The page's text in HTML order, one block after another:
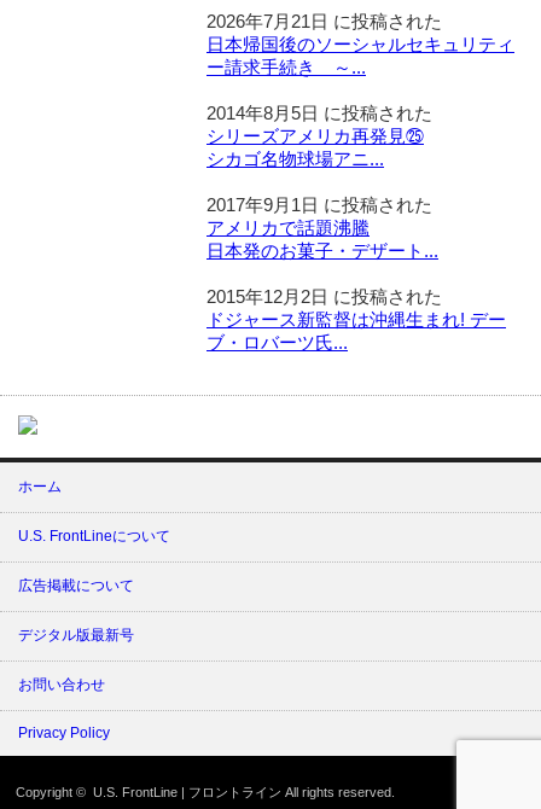
2026年7月21日 に投稿された
日本帰国後のソーシャルセキュリティ
ー請求手続き ～...
2014年8月5日 に投稿された
シリーズアメリカ再発見㉕
シカゴ名物球場アニ...
2017年9月1日 に投稿された
アメリカで話題沸騰
日本発のお菓子・デザート...
2015年12月2日 に投稿された
ドジャース新監督は沖縄生まれ! デー
ブ・ロバーツ氏...
ホーム
U.S. FrontLineについて
広告掲載について
デジタル版最新号
お問い合わせ
Privacy Policy
Copyright ©U.S. FrontLine | フロントライン All rights reserved.